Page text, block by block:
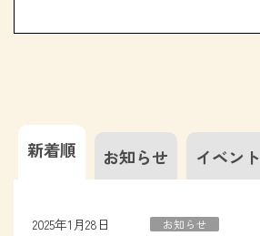
新着順 お知らせ イベント
2025年1月28日 お知らせ